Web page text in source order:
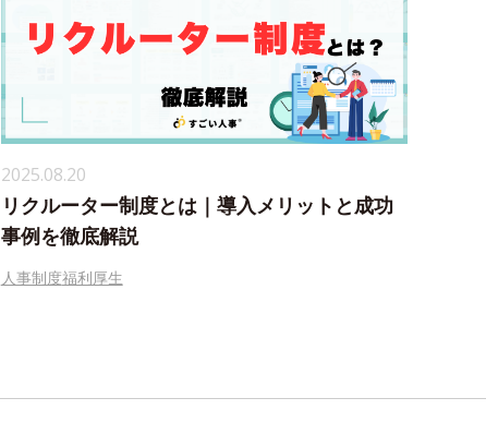
2025.08.20
リクルーター制度とは｜導入メリットと成功
事例を徹底解説
人事制度福利厚生